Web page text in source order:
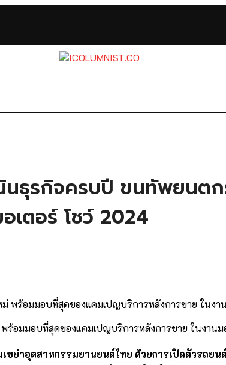
นธุรกิจครบปี ขนทัพยน
เตอร์ โชว์ 2024
อมมอบที่สุดของแคมเปญบริการหลังการขาย ในงานม
ย่าอุตสาหกรรมยานยนต์ไทย ด้วยการเปิดตัวรถย